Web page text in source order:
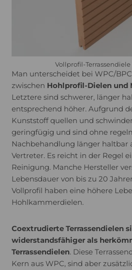
Vollprofil-Terrassendiele
Man unterscheidet bei WPC/
zwischen Hohlprofil-Dielen und
Letztere sind schwerer, länger
entsprechend höher. Aufgrund
Kunststoff quellen und
geringfügig und sind ohne
Nachbehandlung länger haltbar
Vertreter. Es reicht in der Regel
Reinigung. Manche Hersteller
Lebensdauer von bis zu 20
Vollprofil haben eine höhere
Hohlkammerdielen.
Coextrudierte Terrassendielen
widerstandsfähiger als
Terrassendielen. Diese
Kern aus WPC, sind aber